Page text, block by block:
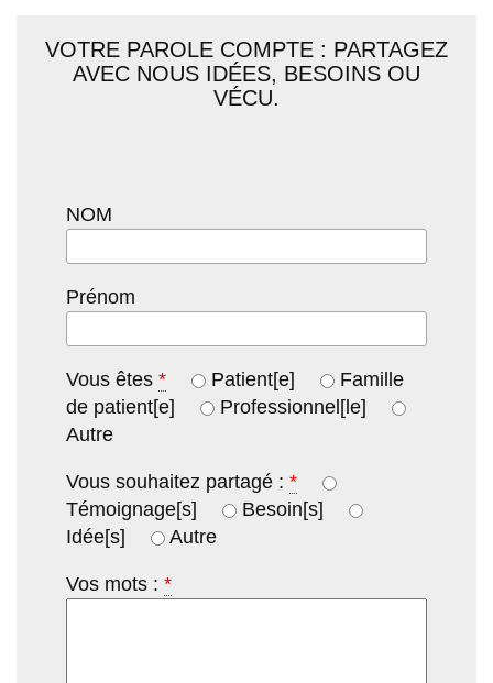
VOTRE PAROLE COMPTE : PARTAGEZ
AVEC NOUS IDÉES, BESOINS OU
VÉCU.
NOM
Prénom
Vous êtes * Patient[e]
Famille
de patient[e]
Professionnel[le]
Autre
Vous souhaitez partagé : *
Témoignage[s]
Besoin[s]
Idée[s]
Autre
Vos mots : *